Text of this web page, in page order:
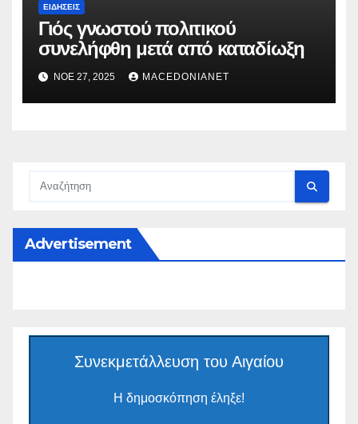
ΕΙΔΉΣΕΙΣ
Γιός γνωστού πολιτικού
συνελήφθη μετά από καταδίωξη
ΝΟΈ 27, 2025 MACEDONIANET
Advertisement
Συνεκμετάλλευση του Αιγαίου
Η δημοσκόπηση έληξε!